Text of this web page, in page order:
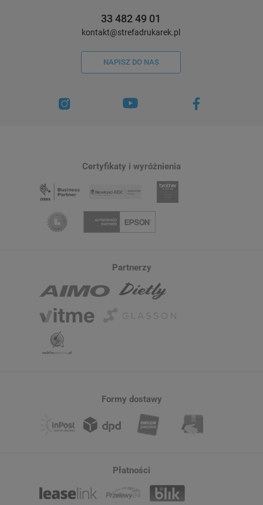
33 482 49 01
kontakt@strefadrukarek.pl
NAPISZ DO NAS
Certyfikaty i wyróżnienia
Partnerzy
Formy dostawy
Płatności